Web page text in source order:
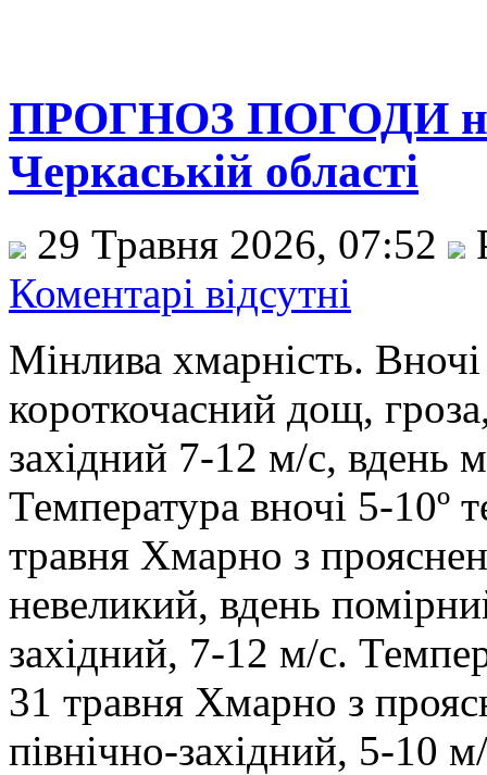
ПРОГНОЗ ПОГОДИ на
Черкаській області
29 Травня 2026, 07:52
Коментарі відсутні
Мінлива хмарність.
короткочасний дощ,
західний 7-12 м/с, вдень
Температура вночі 5-10º
травня Хмарно з
невеликий, вдень
західний, 7-12 м/с.
31 травня Хмарно з
північно-західний, 5-10